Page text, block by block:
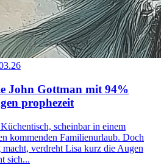
John Gottman mit 94%
prophezeit
scheinbar in einem
kommenden Familienurlaub. Doch
verdreht Lisa kurz die Augen
sich...